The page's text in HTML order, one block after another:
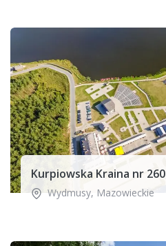
Kurpiowska Kraina nr 260
Wydmusy, Mazowieckie